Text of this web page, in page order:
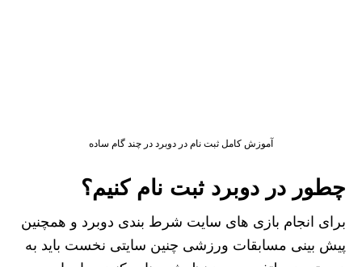
آموزش کامل ثبت نام در دوبرد در چند گام ساده
چطور در دوبرد ثبت نام کنیم؟
برای انجام بازی های سایت شرط بندی دوبرد و همچنین
پیش بینی مسابقات ورزشی چنین سایتی نخست باید به